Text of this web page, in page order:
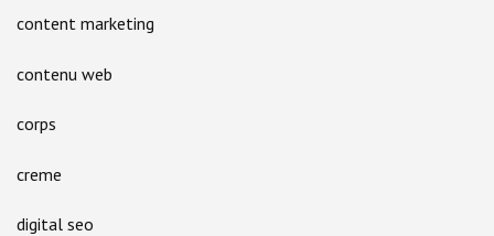
content marketing
contenu web
corps
creme
digital seo